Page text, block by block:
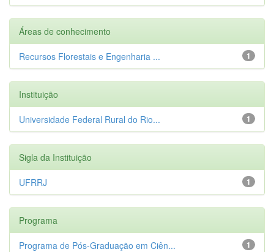
Áreas de conhecimento
1
Recursos Florestais e Engenharia ...
Instituição
1
Universidade Federal Rural do Rio...
Sigla da Instituição
1
UFRRJ
Programa
1
Programa de Pós-Graduação em Ciên...